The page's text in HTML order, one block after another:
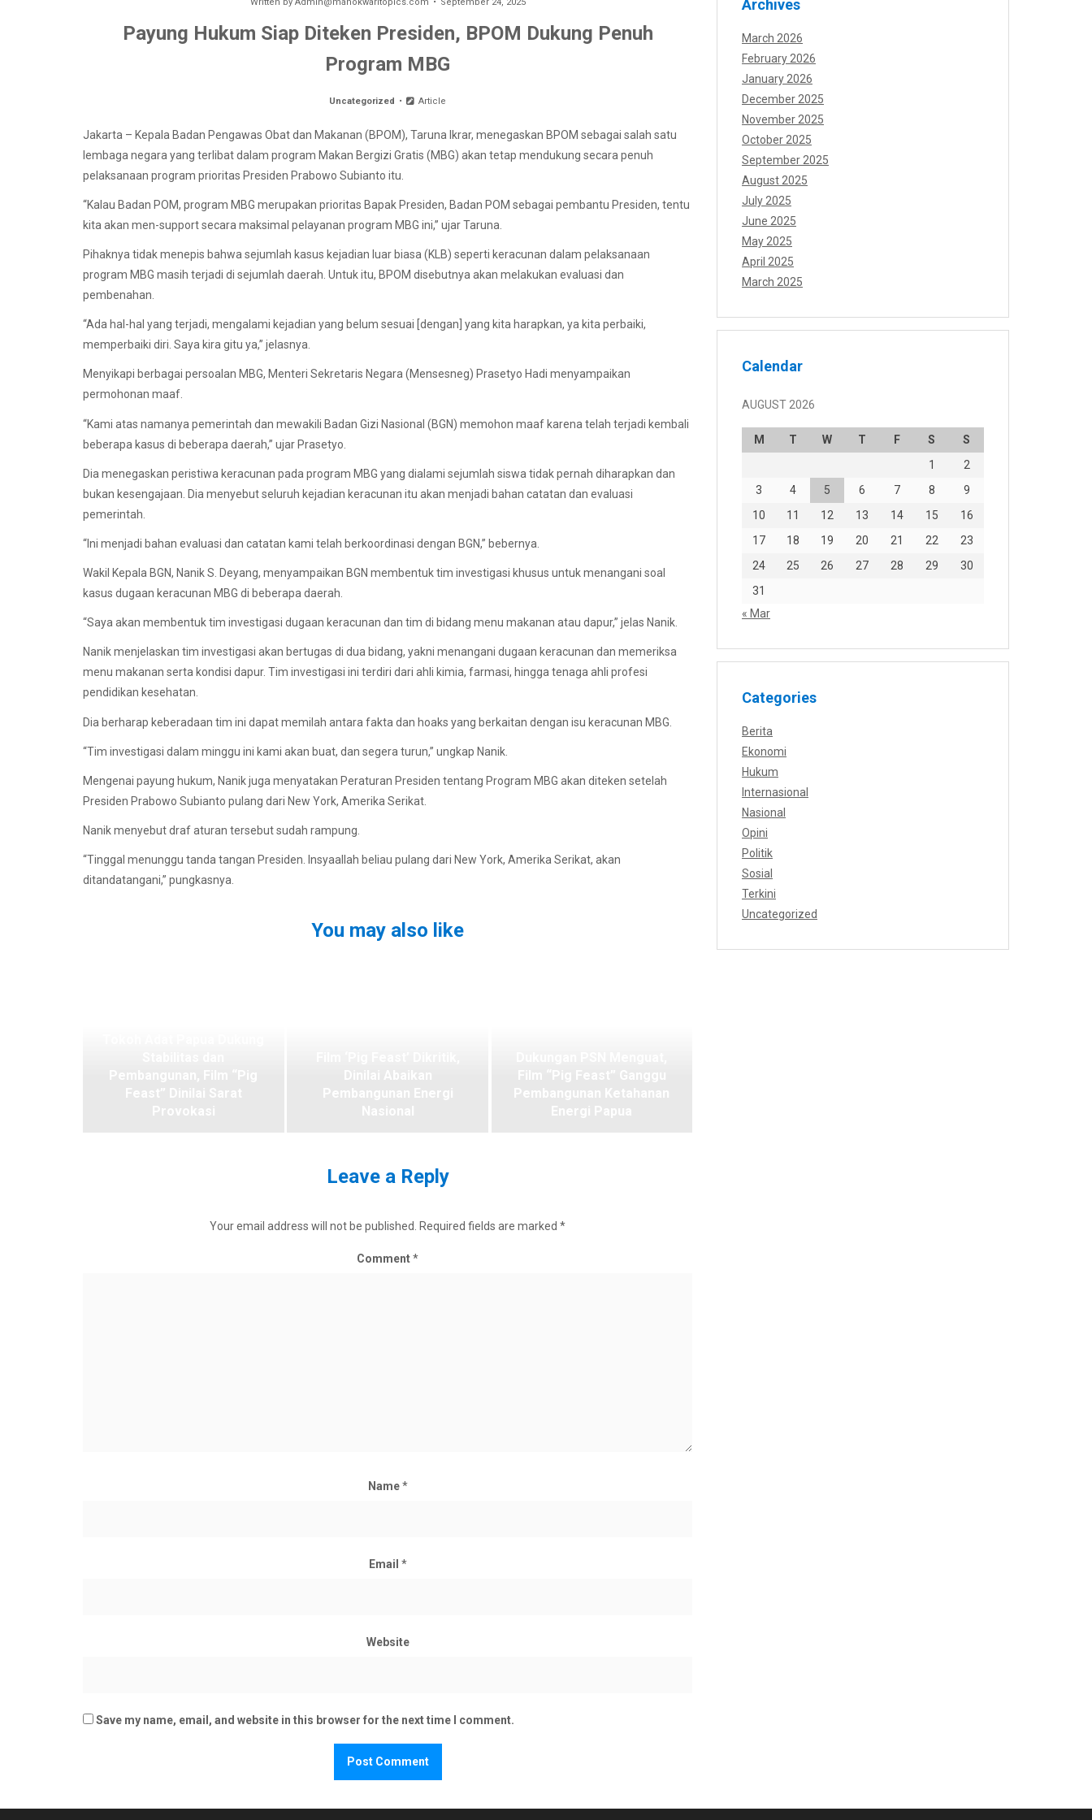
Payung Hukum Siap Diteken Presiden, BPOM Dukung Penuh
Program MBG
Uncategorized Article
Jakarta – Kepala Badan Pengawas Obat dan Makanan (BPOM), Taruna Ikrar, menegaskan BPOM sebagai salah satu
lembaga negara yang terlibat dalam program Makan Bergizi Gratis (MBG) akan tetap mendukung secara penuh
pelaksanaan program prioritas Presiden Prabowo Subianto itu.
“Kalau Badan POM, program MBG merupakan prioritas Bapak Presiden, Badan POM sebagai pembantu Presiden, tentu
kita akan men-support secara maksimal pelayanan program MBG ini,” ujar Taruna.
Pihaknya tidak menepis bahwa sejumlah kasus kejadian luar biasa (KLB) seperti keracunan dalam pelaksanaan
program MBG masih terjadi di sejumlah daerah. Untuk itu, BPOM disebutnya akan melakukan evaluasi dan
pembenahan.
“Ada hal-hal yang terjadi, mengalami kejadian yang belum sesuai [dengan] yang kita harapkan, ya kita perbaiki,
memperbaiki diri. Saya kira gitu ya,” jelasnya.
Menyikapi berbagai persoalan MBG, Menteri Sekretaris Negara (Mensesneg) Prasetyo Hadi menyampaikan
permohonan maaf.
“Kami atas namanya pemerintah dan mewakili Badan Gizi Nasional (BGN) memohon maaf karena telah terjadi kembali
beberapa kasus di beberapa daerah,” ujar Prasetyo.
Dia menegaskan peristiwa keracunan pada program MBG yang dialami sejumlah siswa tidak pernah diharapkan dan
bukan kesengajaan. Dia menyebut seluruh kejadian keracunan itu akan menjadi bahan catatan dan evaluasi
pemerintah.
“Ini menjadi bahan evaluasi dan catatan kami telah berkoordinasi dengan BGN,” bebernya.
Wakil Kepala BGN, Nanik S. Deyang, menyampaikan BGN membentuk tim investigasi khusus untuk menangani soal
kasus dugaan keracunan MBG di beberapa daerah.
“Saya akan membentuk tim investigasi dugaan keracunan dan tim di bidang menu makanan atau dapur,” jelas Nanik.
Nanik menjelaskan tim investigasi akan bertugas di dua bidang, yakni menangani dugaan keracunan dan memeriksa
menu makanan serta kondisi dapur. Tim investigasi ini terdiri dari ahli kimia, farmasi, hingga tenaga ahli profesi
pendidikan kesehatan.
Dia berharap keberadaan tim ini dapat memilah antara fakta dan hoaks yang berkaitan dengan isu keracunan MBG.
“Tim investigasi dalam minggu ini kami akan buat, dan segera turun,” ungkap Nanik.
Mengenai payung hukum, Nanik juga menyatakan Peraturan Presiden tentang Program MBG akan diteken setelah
Presiden Prabowo Subianto pulang dari New York, Amerika Serikat.
Nanik menyebut draf aturan tersebut sudah rampung.
“Tinggal menunggu tanda tangan Presiden. Insyaallah beliau pulang dari New York, Amerika Serikat, akan
ditandatangani,” pungkasnya.
You may also like
Leave a Reply
Your email address will not be published. Required fields are marked *
Comment*
Name*
Email *
Website
Save my name, email, and website in this browser for the next time I comment.
Archives
March 2026
February 2026
January 2026
December 2025
November 2025
October 2025
September 2025
August 2025
July 2025
June 2025
May 2025
April 2025
March 2025
Calendar
AUGUST 2026
M T W T F S
S
1
2
3
4 5 6 7 8
9
10
11 12 13 14 15
16
17
18 19 20 21 22
23
24
25 26 27 28 29
30
31
« Mar
Categories
Berita
Ekonomi
Hukum
Internasional
Nasional
Opini
Politik
Sosial
Terkini
Uncategorized